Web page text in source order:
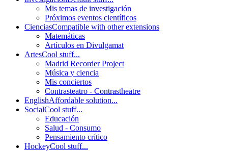
Mis temas de investigación
Próximos eventos científicos
CienciasCompatible with other extensions
Matemáticas
Artículos en Divulgamat
ArtesCool stuff...
Madrid Recorder Project
Música y ciencia
Mis conciertos
Contrasteatro - Contrastheatre
EnglishAffordable solution...
SocialCool stuff...
Educación
Salud - Consumo
Pensamiento crítico
HockeyCool stuff...